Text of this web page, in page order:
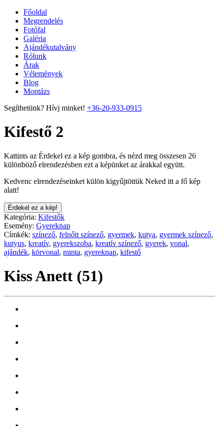
Főoldal
Megrendelés
Fotófal
Galéria
Ajándékutalvány
Rólunk
Árak
Vélemények
Blog
Montázs
Segíthetünk? Hívj minket! +36-20-933-0915
Kifestő 2
Kattints az Érdekel ez a kép gombra, és nézd meg összesen 26
különböző elrendezésben ezt a képünket az árakkal együtt.
Kedvenc elrendezéseinket külön kigyűjtöttük Neked itt a fő kép
alatt!
Érdekel ez a kép!
Kategória: Kifestők
Esemény: Gyereknap
Címkék: színező, felnőtt színező, gyermek, kutya, gyermek színező,
kutyus, kreatív, gyerekszoba, kreatív színező, gyerek, vonal,
ajándék, körvonal, minta, gyereknap, kifestő
Kiss Anett (51)